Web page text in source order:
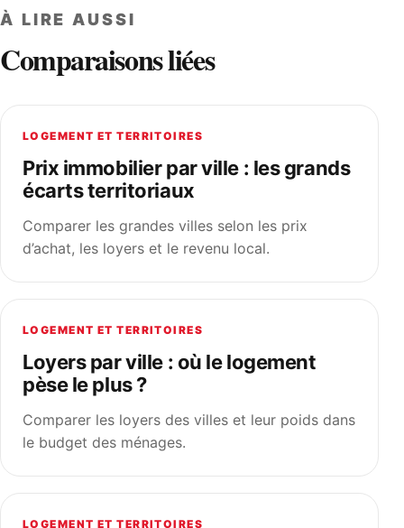
À LIRE AUSSI
Comparaisons liées
LOGEMENT ET TERRITOIRES
Prix immobilier par ville : les grands
écarts territoriaux
Comparer les grandes villes selon les prix
d’achat, les loyers et le revenu local.
LOGEMENT ET TERRITOIRES
Loyers par ville : où le logement
pèse le plus ?
Comparer les loyers des villes et leur poids dans
le budget des ménages.
LOGEMENT ET TERRITOIRES